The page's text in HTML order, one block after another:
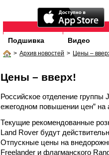
Подшивка Видео
> Архив новостей > Цены –
Цены – вверх!
Российское отделение группы
ежегодном повышении цен” на
Текущие рекомендованные
Land Rover будут
Отпускные цены на
Freelander и флагманского